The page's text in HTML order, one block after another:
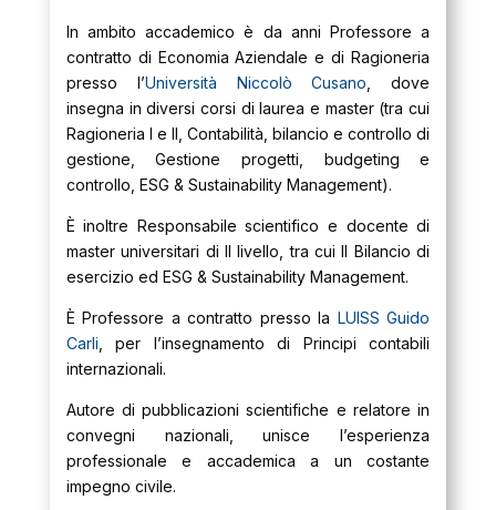
In ambito accademico è da anni Professore a
contratto di Economia Aziendale e di Ragioneria
presso l’Università Niccolò Cusano , dove
insegna in diversi corsi di laurea e master (tra cui
Ragioneria I e II, Contabilità, bilancio e controllo di
gestione, Gestione progetti, budgeting e
controllo, ESG & Sustainability Management).
È inoltre Responsabile scientifico e docente di
master universitari di II livello, tra cui Il Bilancio di
esercizio ed ESG & Sustainability Management.
È Professore a contratto presso la LUISS Guido
Carli , per l’insegnamento di Principi contabili
internazionali.
Autore di pubblicazioni scientifiche e relatore in
convegni nazionali, unisce l’esperienza
professionale e accademica a un costante
impegno civile.